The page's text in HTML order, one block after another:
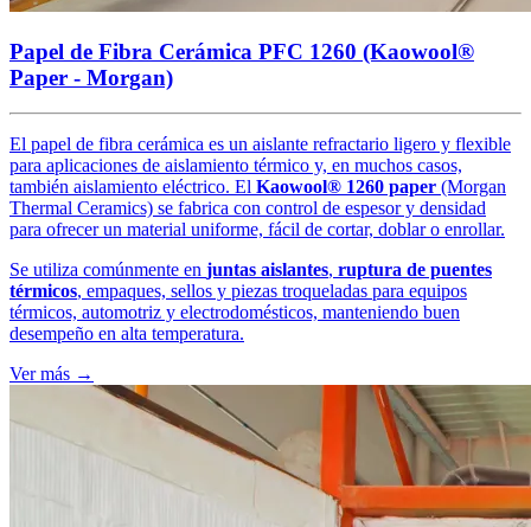
Papel de Fibra Cerámica PFC 1260 (Kaowool®
Paper - Morgan)
El papel de fibra cerámica es un aislante refractario ligero y flexible
para aplicaciones de aislamiento térmico y, en muchos casos,
también aislamiento eléctrico. El Kaowool® 1260 paper (Morgan
Thermal Ceramics) se fabrica con control de espesor y densidad
para ofrecer un material uniforme, fácil de cortar, doblar o enrollar.
Se utiliza comúnmente en juntas aislantes, ruptura de puentes
térmicos, empaques, sellos y piezas troqueladas para equipos
térmicos, automotriz y electrodomésticos, manteniendo buen
desempeño en alta temperatura.
Ver más →